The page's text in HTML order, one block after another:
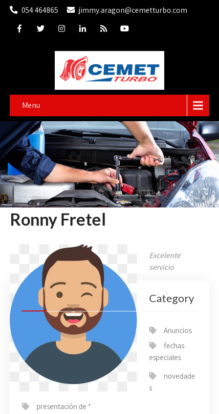
054 464865 jimmy.aragon@cemetturbo.com
Menu
Ronny Fretel
Excelente
servicio
Category
Anuncios
fechas
especiales
novedade
s
presentación de *